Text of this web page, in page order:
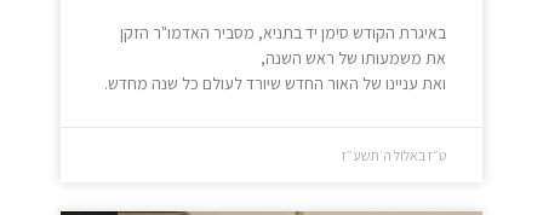
באיגרת הקודש סימן יד בתניא, מסביר האדמו"ר הזקן
את משמעותו של ראש השנה,
ואת עניינו של האור החדש שיורד לעולם כל שנה מחדש.
ט״ז באלול ה׳תשע״ז